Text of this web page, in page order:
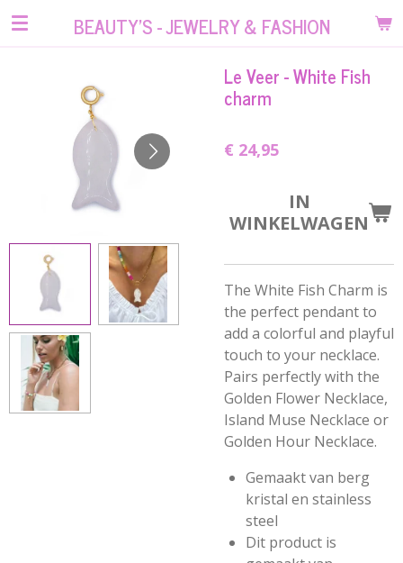
Ga
hoofdinhoud
BEAUTY'S - JEWELRY & FASHION
Le Veer - White Fish
charm
€ 24,95
IN
WINKELWAGEN
The White Fish Charm is
the perfect pendant to
add a colorful and playful
touch to your necklace.
Pairs perfectly with the
Golden Flower Necklace,
Island Muse Necklace or
Golden Hour Necklace.
Gemaakt van berg
kristal en stainless
steel
Dit product is